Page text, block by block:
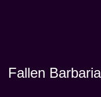
Fallen